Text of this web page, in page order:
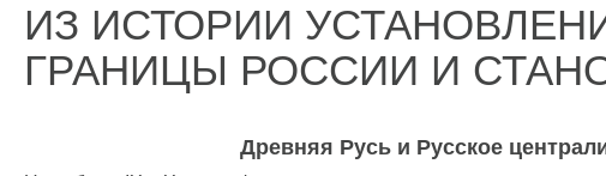
ИЗ ИСТОРИИ
ГРАНИЦЫ РОССИИ И
Древняя Русь и Русское